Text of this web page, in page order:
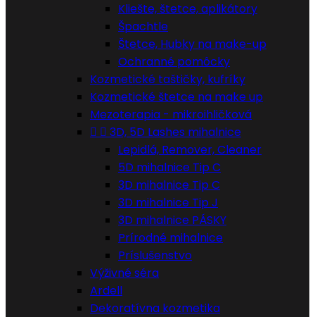
Kliešte, štetce, aplikátory
Špachtle
Štetce, Hubky na make-up
Ochranné pomôcky
Kozmetické taštičky, kufríky
Kozmetické štetce na make up
Mezoterapia - mikroihličková
  3D, 5D Lashes mihalnice
Lepidlá, Remover, Cleaner
5D mihalnice Tip C
3D mihalnice Tip C
3D mihalnice Tip J
3D mihalnice PÁSKY
Prírodné mihalnice
Príslušenstvo
Výživné séra
Ardell
Dekoratívna kozmetika